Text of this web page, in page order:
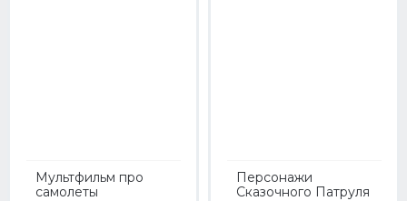
Мультфильм про
самолеты
Персонажи
Сказочного Патруля